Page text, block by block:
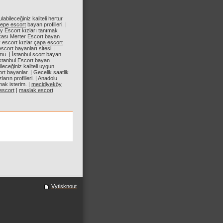
kaliteli hertur
escort bayan profilleri. |
kızları tanımak
Merter Escort bayan
escort kızlar çapa escort
bayanları sitesi. |
| İstanbul scort bayan
Escort bayan
kaliteli uygun
bayanlar. | Gecelik saatlik
profilleri. | Anadolu
isterim. | mecidiyeköy
| maslak escort
Vytisknout